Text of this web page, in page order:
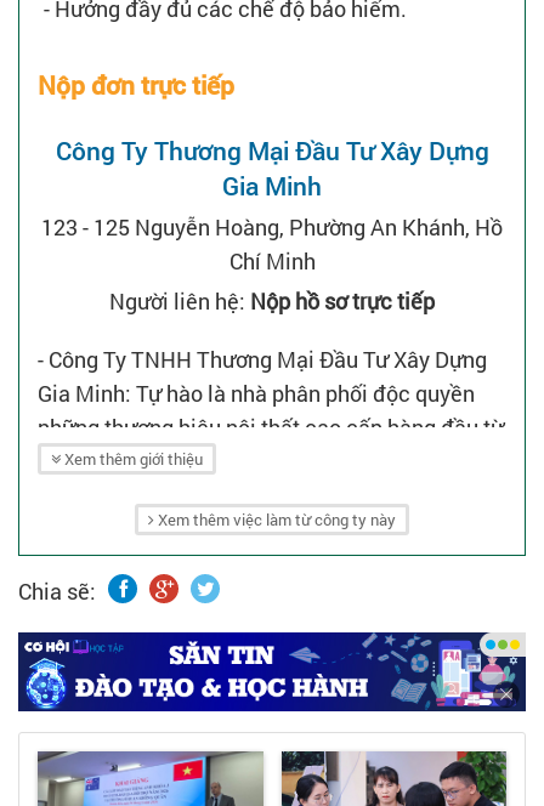
- Hưởng đầy đủ các chế độ bảo hiểm.
Nộp đơn trực tiếp
Công Ty Thương Mại Đầu Tư Xây Dựng
Gia Minh
123 - 125 Nguyễn Hoàng, Phường An Khánh, Hồ
Chí Minh
Người liên hệ: Nộp hồ sơ trực tiếp
- Công Ty TNHH Thương Mại Đầu Tư Xây Dựng
Gia Minh: Tự hào là nhà phân phối độc quyền
những thương hiệu nội thất cao cấp hàng đầu từ
Ý và Đức, Gia Minh không ngừng theo đuổi triết
tập may đo tinh xảo (made to measure) với
nghệ thuật thiết kế giao thoa cùng công năng
đỉnh cao.
- Mỗi sản phẩm là một kiến tạo độc bản được cá
nhân hóa tuyệt đối cho từng không gian, phản
ánh gu thẩm mỹ tinh tế và phong cách sống
thượng lưu của mỗi gia chủ.
Xem thêm giới thiệu
Xem thêm việc làm từ công ty này
Chia sẽ: